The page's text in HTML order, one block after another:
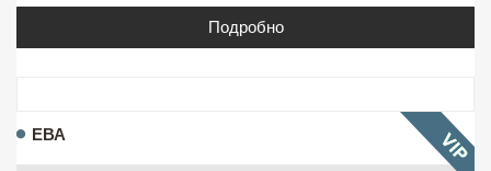
Подробно
ЕВА